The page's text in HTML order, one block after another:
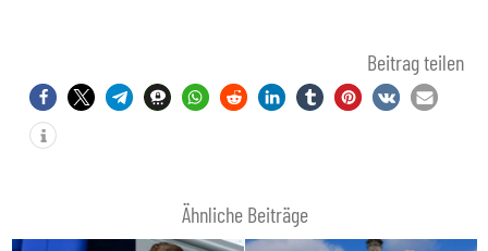
Beitrag teilen
Ähnliche Beiträge